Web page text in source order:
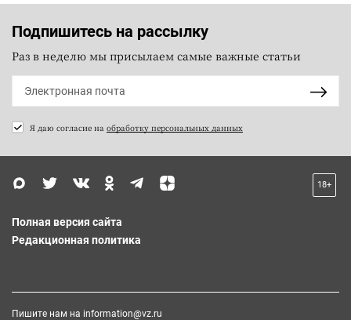
Подпишитесь на рассылку
Раз в неделю мы присылаем самые важные статьи
Я даю согласие на обработку персональных данных
18+
Полная версия сайта
Редакционная политика
Пишите нам на information@vz.ru